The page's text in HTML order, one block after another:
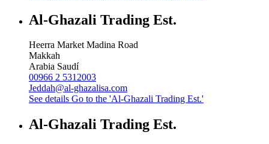
Al-Ghazali Trading Est.
Heerra Market Madina Road
Makkah
Arabia Saudí
00966 2 5312003
Jeddah@al-ghazalisa.com
See details Go to the 'Al-Ghazali Trading Est.'
Al-Ghazali Trading Est.